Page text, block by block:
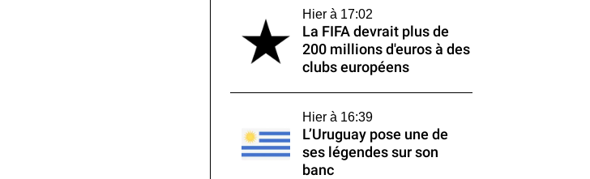
Hier à 17:02
La FIFA devrait plus de
200 millions d'euros à des
clubs européens
Hier à 16:39
L’Uruguay pose une de
ses légendes sur son
banc